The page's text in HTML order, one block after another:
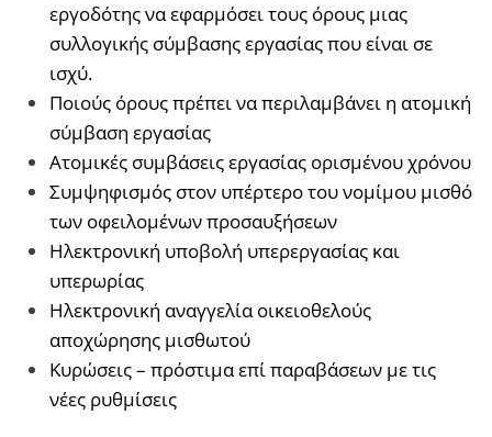
εργοδότης να εφαρμόσει τους όρους μιας
συλλογικής σύμβασης εργασίας που είναι σε
ισχύ.
Ποιούς όρους πρέπει να περιλαμβάνει η ατομική
σύμβαση εργασίας
Ατομικές συμβάσεις εργασίας ορισμένου χρόνου
Συμψηφισμός στον υπέρτερο του νομίμου μισθό
των οφειλομένων προσαυξήσεων
Ηλεκτρονική υποβολή υπερεργασίας και
υπερωρίας
Ηλεκτρονική αναγγελία οικειοθελούς
αποχώρησης μισθωτού
Κυρώσεις – πρόστιμα επί παραβάσεων με τις
νέες ρυθμίσεις